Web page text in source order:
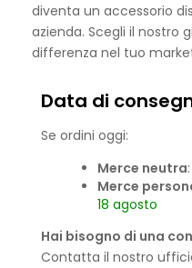
diventa un accessorio
azienda. Scegli il nostro
differenza nel tuo
Data di
Se ordini oggi:
Merce neutra:
Merce
18 agosto
Hai bisogno di una
Contatta il nostro